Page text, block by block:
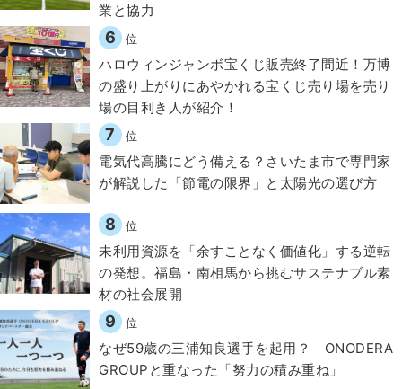
業と協力
6 位
ハロウィンジャンボ宝くじ販売終了間近！万博
の盛り上がりにあやかれる宝くじ売り場を売り
場の目利き人が紹介！
7 位
電気代高騰にどう備える？さいたま市で専門家
が解説した「節電の限界」と太陽光の選び方
8 位
​​未利用資源を「余すことなく価値化」する逆転
の発想。福島・南相馬から挑むサステナブル素
材の社会展開​
9 位
なぜ59歳の三浦知良選手を起用？ ONODERA
GROUPと重なった「努力の積み重ね」